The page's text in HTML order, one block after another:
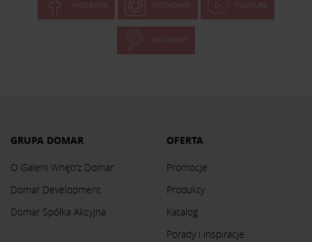
FACEBOOK INSTAGRAM YOUTUBE
PINTEREST
GRUPA DOMAR
O Galerii Wnętrz Domar
Domar Development
Domar Spółka Akcyjna
OFERTA
Promocje
Produkty
Katalog
Porady i inspiracje